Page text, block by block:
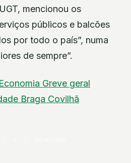
mencionou os
públicos e balcões
por todo o país”, numa
de sempre”.
Economia Greve geral
Braga Covilhã